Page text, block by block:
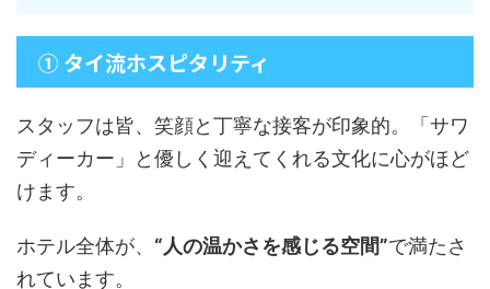
① タイ流ホスピタリティ
スタッフは皆、笑顔と丁寧な接客が印象的。「サワ
ディーカー」と優しく迎えてくれる文化に心がほど
けます。
ホテル全体が、 “人の温かさを感じる空間”で満たさ
れています。